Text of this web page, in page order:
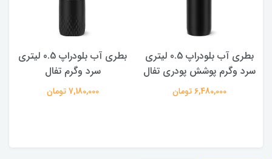
بطری آب بلودراپ 0.5 لیتری
سرد وگرم پوشش پودری تفال
6,480,000 تومان
بطری آب بلودراپ 0.5 لیتری
سرد وگرم تفال
7,180,000 تومان